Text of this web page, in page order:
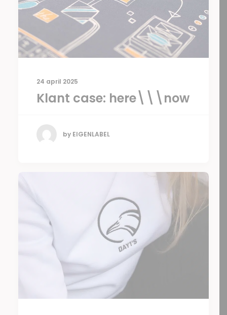
24 april 2025
Klant case: here\\\now
by EIGENLABEL